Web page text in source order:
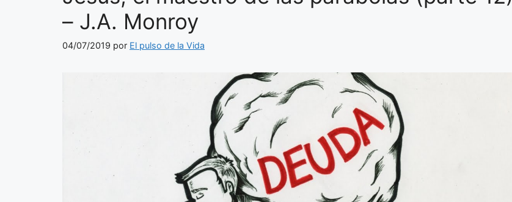
– J.A. Monroy
04/07/2019 por El pulso de la Vida